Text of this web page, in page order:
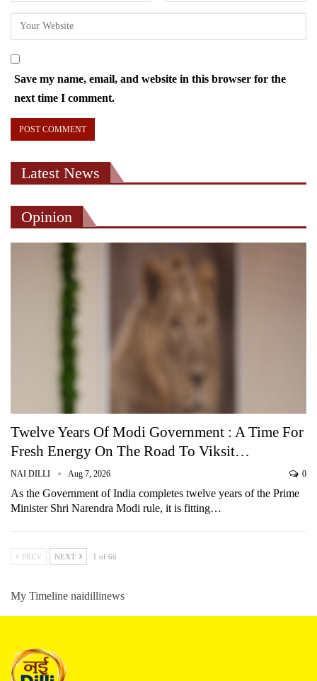
Save my name, email, and website in this browser for the
next time I comment.
Latest News
Opinion
Twelve Years Of Modi Government : A Time For
Fresh Energy On The Road To Viksit…
NAI DILLI Aug 7, 2026 0
As the Government of India completes twelve years of the Prime
Minister Shri Narendra Modi rule, it is fitting…
PREV NEXT 1 of 66
My Timeline naidillinews